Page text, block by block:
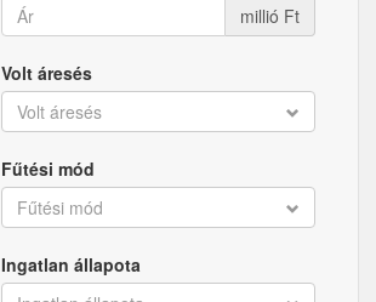
millió Ft
Volt áresés
Volt áresés
Fűtési mód
Fűtési mód
Ingatlan állapota